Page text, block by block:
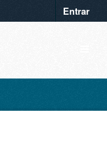
Entrar